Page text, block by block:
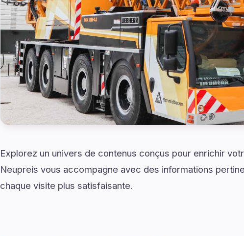
Explorez un univers de contenus conçus pour enrichir
Neupreis vous accompagne avec des informations
chaque visite plus satisfaisante.